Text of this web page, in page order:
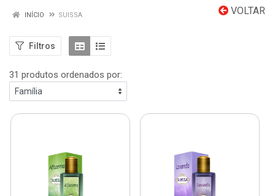
VOLTAR
INÍCIO SUISSA
Filtros
31 produtos ordenados por: